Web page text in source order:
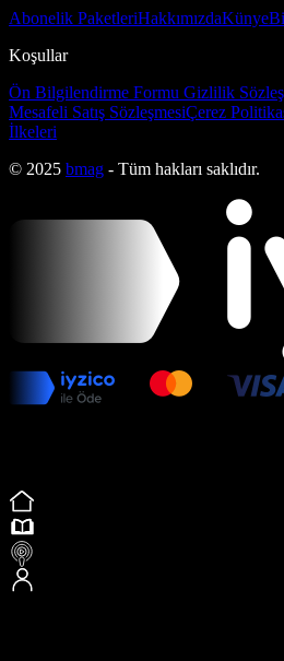
Abonelik PaketleriHakkımızdaKünye
Koşullar
Ön Bilgilendirme Formu Gizlilik
Mesafeli Satış SözleşmesiÇerez
İlkeleri
© 2025 bmag - Tüm hakları saklıdır.